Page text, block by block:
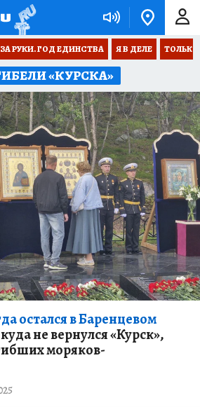
РУКИ. ГОД ЕДИНСТВА Я В ДЕЛЕ ТОЛЬКО
«КУРСКА»
остался в Баренцевом
не вернулся «Курск»,
моряков-